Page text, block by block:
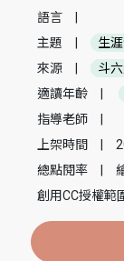
語言
主題
生
來源
斗
適讀年齡
指導老師
上架時間
總點閱率
創用CC授權範